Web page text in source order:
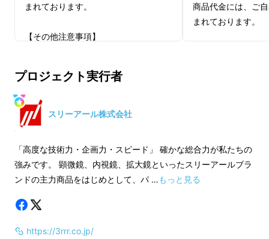
そんな自分だけの秘密基地のよう
な
とができるんです。
まれております。
【その他注意事項】
ている環境から量産体制を更に整える
ことができた場合、正規販売価格が販
売予定価格より下がる可能性もござい
ます。
商品代金には、ご
まれております。
プロジェクト実行者
スリーアール株式会社
「高度な技術力・企画力・スピード」 確かな総合力が私たちの
強みです。 顕微鏡、内視鏡、拡大鏡といったスリーアールブラ
ンドの主力商品をはじめとして、パ …もっと見る
https://3rrr.co.jp/